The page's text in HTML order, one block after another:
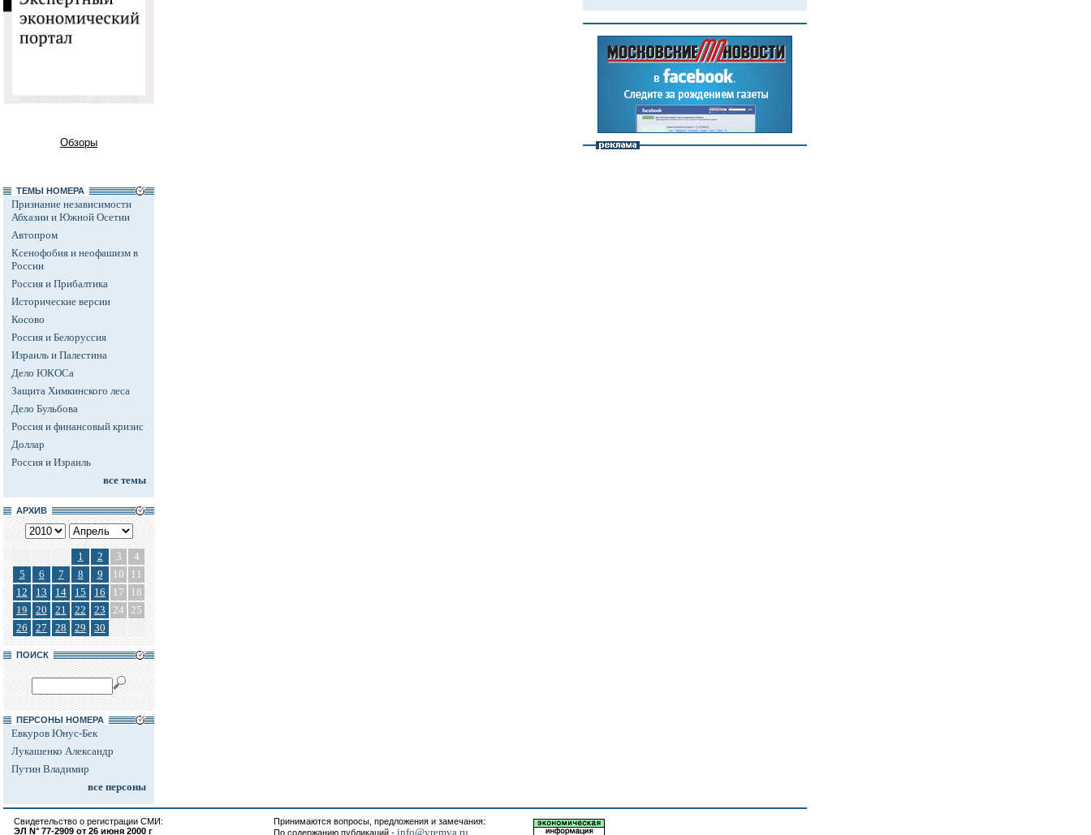
Обзоры
ТЕМЫ НОМЕРА
Признание независимости
Абхазии и Южной Осетии
Автопром
Ксенофобия и неофашизм в
России
Россия и Прибалтика
Исторические версии
Косово
Россия и Белоруссия
Израиль и Палестина
Дело ЮКОСа
Защита Химкинского леса
Дело Бульбова
Россия и финансовый кризис
Доллар
Россия и Израиль
все темы
АРХИВ
1 2 3
4
5
6 7 8 9 10
11
12
13 14 15 16 17
18
19
20 21 22 23 24 25
26
27 28 29 30
ПОИСК
ПЕРСОНЫ НОМЕРА
Евкуров Юнус-Бек
Лукашенко Александр
Путин Владимир
все персоны
Свидетельство о регистрации СМИ:
ЭЛ N° 77-2909 от 26 июня 2000 г
Принимаются вопросы, предложения и замечания:
По содержанию публикаций - info@vremya.ru